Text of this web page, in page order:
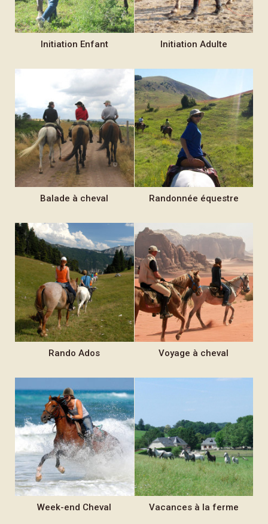
Initiation Enfant Initiation Adulte
Balade à cheval Randonnée équestre
RandoAdos Voyage à cheval
Week-end Cheval Vacances à la ferme